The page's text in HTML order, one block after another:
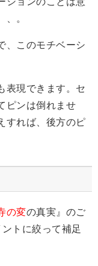
。
、このモチベーシ
表現できます。セ
ピンは倒れませ
すれば、後方のピ
の変の真実』のご
トに絞って補足